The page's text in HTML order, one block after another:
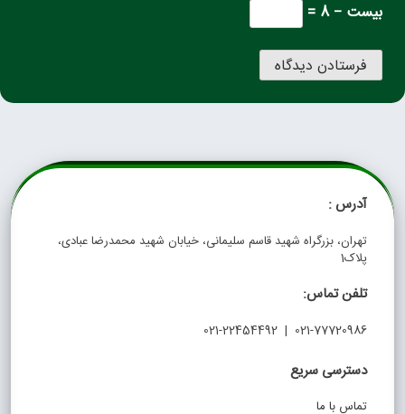
بیست − 8 =
آدرس :
تهران، بزرگراه شهید قاسم سلیمانی، خیابان شهید محمدرضا عبادی،
پلاک1
تلفن تماس:
021-77720986 | 021-22454492
دسترسی سریع
تماس با ما